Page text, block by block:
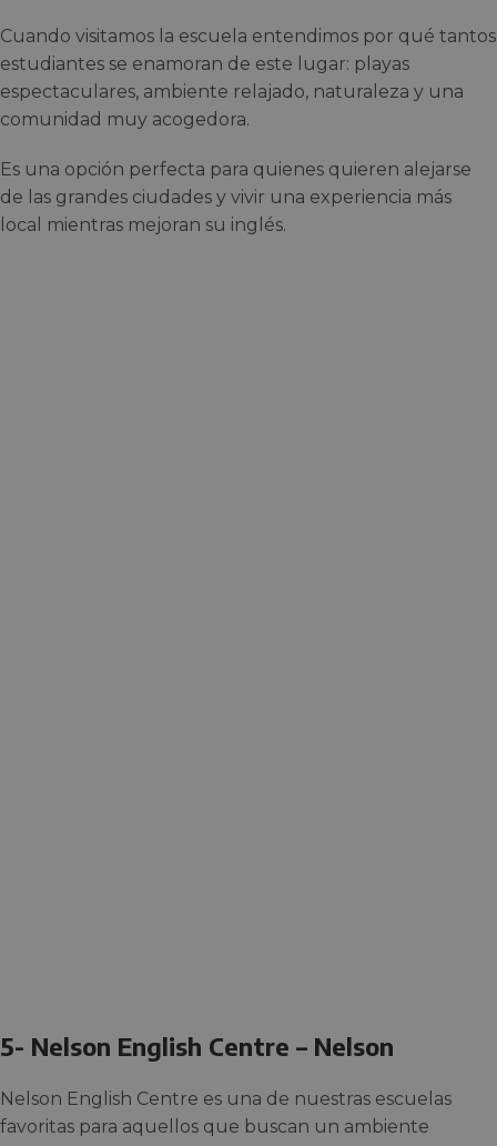
Cuando visitamos la escuela entendimos por qué tantos
estudiantes se enamoran de este lugar: playas
espectaculares, ambiente relajado, naturaleza y una
comunidad muy acogedora.
Es una opción perfecta para quienes quieren alejarse
de las grandes ciudades y vivir una experiencia más
local mientras mejoran su inglés.
5- Nelson English Centre – Nelson
Nelson English Centre es una de nuestras escuelas
favoritas para aquellos que buscan un ambiente